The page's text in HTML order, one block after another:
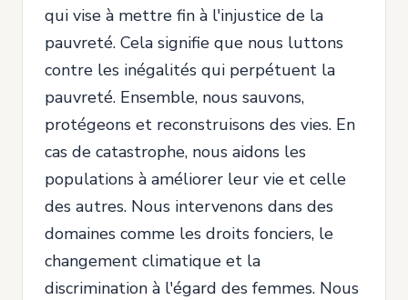
qui vise à mettre fin à l'injustice de la
pauvreté. Cela signifie que nous luttons
contre les inégalités qui perpétuent la
pauvreté. Ensemble, nous sauvons,
protégeons et reconstruisons des vies. En
cas de catastrophe, nous aidons les
populations à améliorer leur vie et celle
des autres. Nous intervenons dans des
domaines comme les droits fonciers, le
changement climatique et la
discrimination à l'égard des femmes. Nous